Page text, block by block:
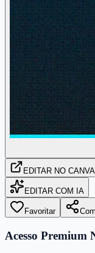
EDITAR NO CANVA
EDITAR COM IA
Favoritar
Acesso Premium